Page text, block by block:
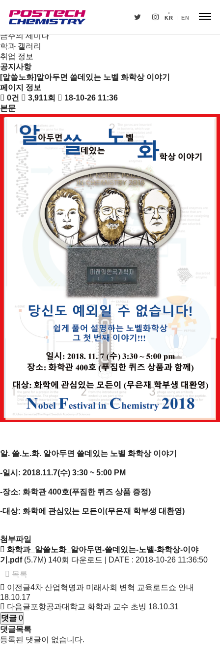
KR EN
뉴스
공지사항
금주의 세미나
학과 갤러리
취업 정보
공지사항
[알쓸노화]알아두면 쓸데있는 노벨 화학상 이야기
페이지 정보
0건
3,911회
18-10-26 11:36
본문
알. 쓸.노.화. 알아두면 쓸데있는 노벨 화학상 이야기
-일시: 2018.11.7(수) 3:30 ~ 5:00 PM
-장소: 화학관 400호(푸짐한 퀴즈 상품 증정)
-대상: 화학에 관심있는 모든이(무은재 학부생 대환영)
첨부파일
화학과_알쓸노화_알아두면-쓸데있는-노벨-화학상-이야
기.pdf (5.7M) 140회 다운로드 | DATE : 2018-10-26 11:36:50
목록
이전글4차 산업혁명과 미래사회 변혁 교육로드쇼 안내
18.10.17
다음글포항공과대학교 화학과 교수 초빙 18.10.31
댓글 0
댓글목록
등록된 댓글이 없습니다.